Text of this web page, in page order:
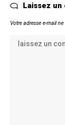
Laissez
Votre adresse e-mail